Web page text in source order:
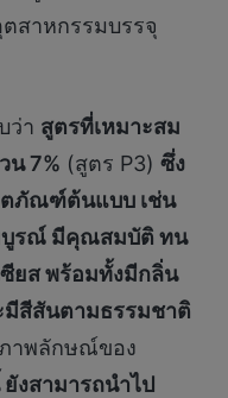
สาหกรรมบรรจุ
ว่า สูตรที่เหมาะสม
น 7% (สูตร P3) ซึ่ง
ตภัณฑ์ต้นแบบ เช่น
บูรณ์ มีคุณสมบัติ ทน
ซียส พร้อมทั้งมีกลิ่น
สีสันตามธรรมชาติ
าพลักษณ์ของ
งสามารถนำไป